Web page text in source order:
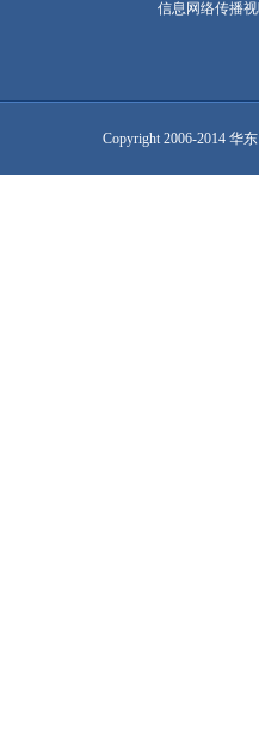
信息网络传播
Copyright 2006-2014 华